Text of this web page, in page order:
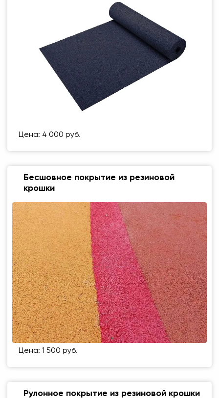
Цена: 4 000 руб.
Бесшовное покрытие из резиновой
крошки
Цена: 1 500 руб.
Рулонное покрытие из резиновой крошки